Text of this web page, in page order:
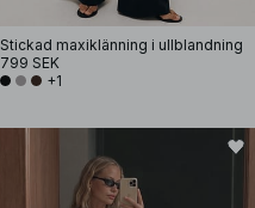
Stickad maxiklänning i ullblandning
799 SEK
+1